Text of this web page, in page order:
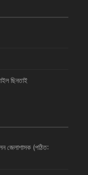
ছিনতাই
জেলাশাসক (পঠিত: